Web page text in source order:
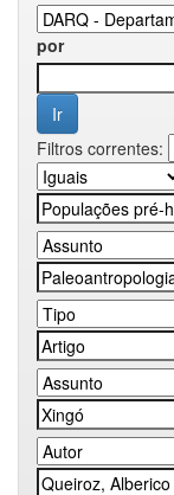
por
Filtros correntes: